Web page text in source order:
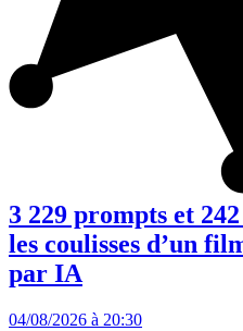
3 229 prompts et
les coulisses d’un
par IA
04/08/2026 à 20:30